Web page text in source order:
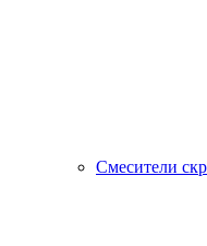
Смесители